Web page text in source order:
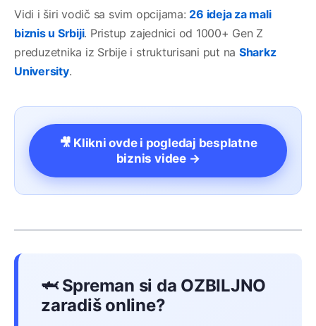
Vidi i širi vodič sa svim opcijama: 26 ideja za mali
biznis u Srbiji. Pristup zajednici od 1000+ Gen Z
preduzetnika iz Srbije i strukturisani put na Sharkz
University.
🎥 Klikni ovde i pogledaj besplatne
biznis videe →
🦈 Spreman si da OZBILJNO
zaradiš online?